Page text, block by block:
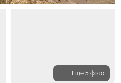
Еще 5 фото